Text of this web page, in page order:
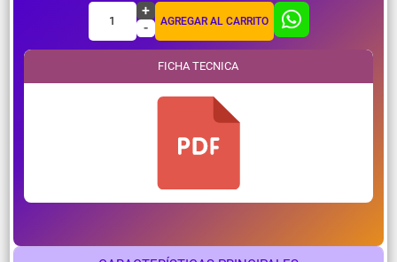
1
+
-
AGREGAR AL CARRITO
FICHA TECNICA